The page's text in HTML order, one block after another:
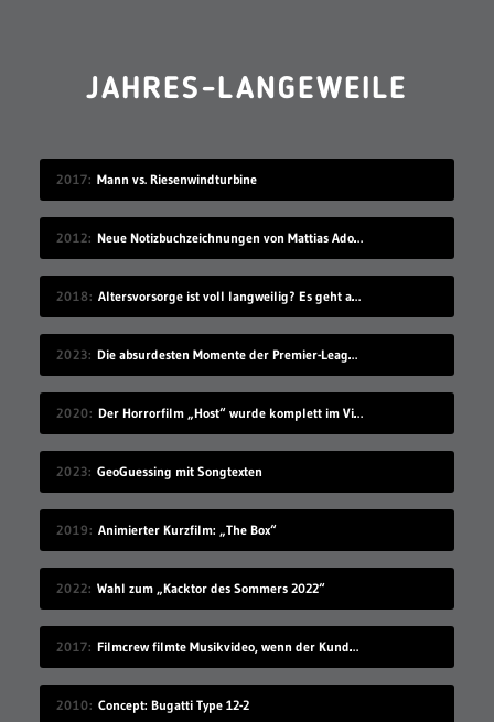
JAHRES-LANGEWEILE
2017 Mann vs. Riesenwindturbine
2012 Neue Notizbuchzeichnungen von Mattias Adolfsson
2018 Altersvorsorge ist voll langweilig? Es geht auch modern!
2023 Die absurdesten Momente der Premier-League-Saison 22/23
2020 Der Horrorfilm „Host“ wurde komplett im Videochat-Tool Zoom gedreht
2023 GeoGuessing mit Songtexten
2019 Animierter Kurzfilm: „The Box“
2022 Wahl zum „Kacktor des Sommers 2022“
2017 Filmcrew filmte Musikvideo, wenn der Kunde grad nicht hingeschaut hat
2010 Concept: Bugatti Type 12-2